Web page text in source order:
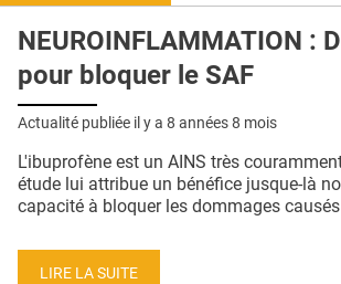
RÉSEAUX
E-REVUE SAD
THÉMA
QUI SOMMES-NOUS ?
CONDITIONS GÉNÉRALES
NEUROINFLAMMATION :
pour bloquer le SAF
Actualité publiée il y a 8 années 8 mois
L'ibuprofène est un AINS très
étude lui attribue un bénéfice jusque-là
capacité à bloquer les dommages
LIRE LA SUITE